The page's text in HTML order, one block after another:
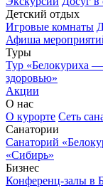
Детский отдых
Игровые комнаты
Афиша
Туры
Тур «Белокуриха
здоровью»
Акции
О нас
О курорте Сеть
Санатории
Санаторий
«Сибирь»
Бизнес
Конференц-залы в